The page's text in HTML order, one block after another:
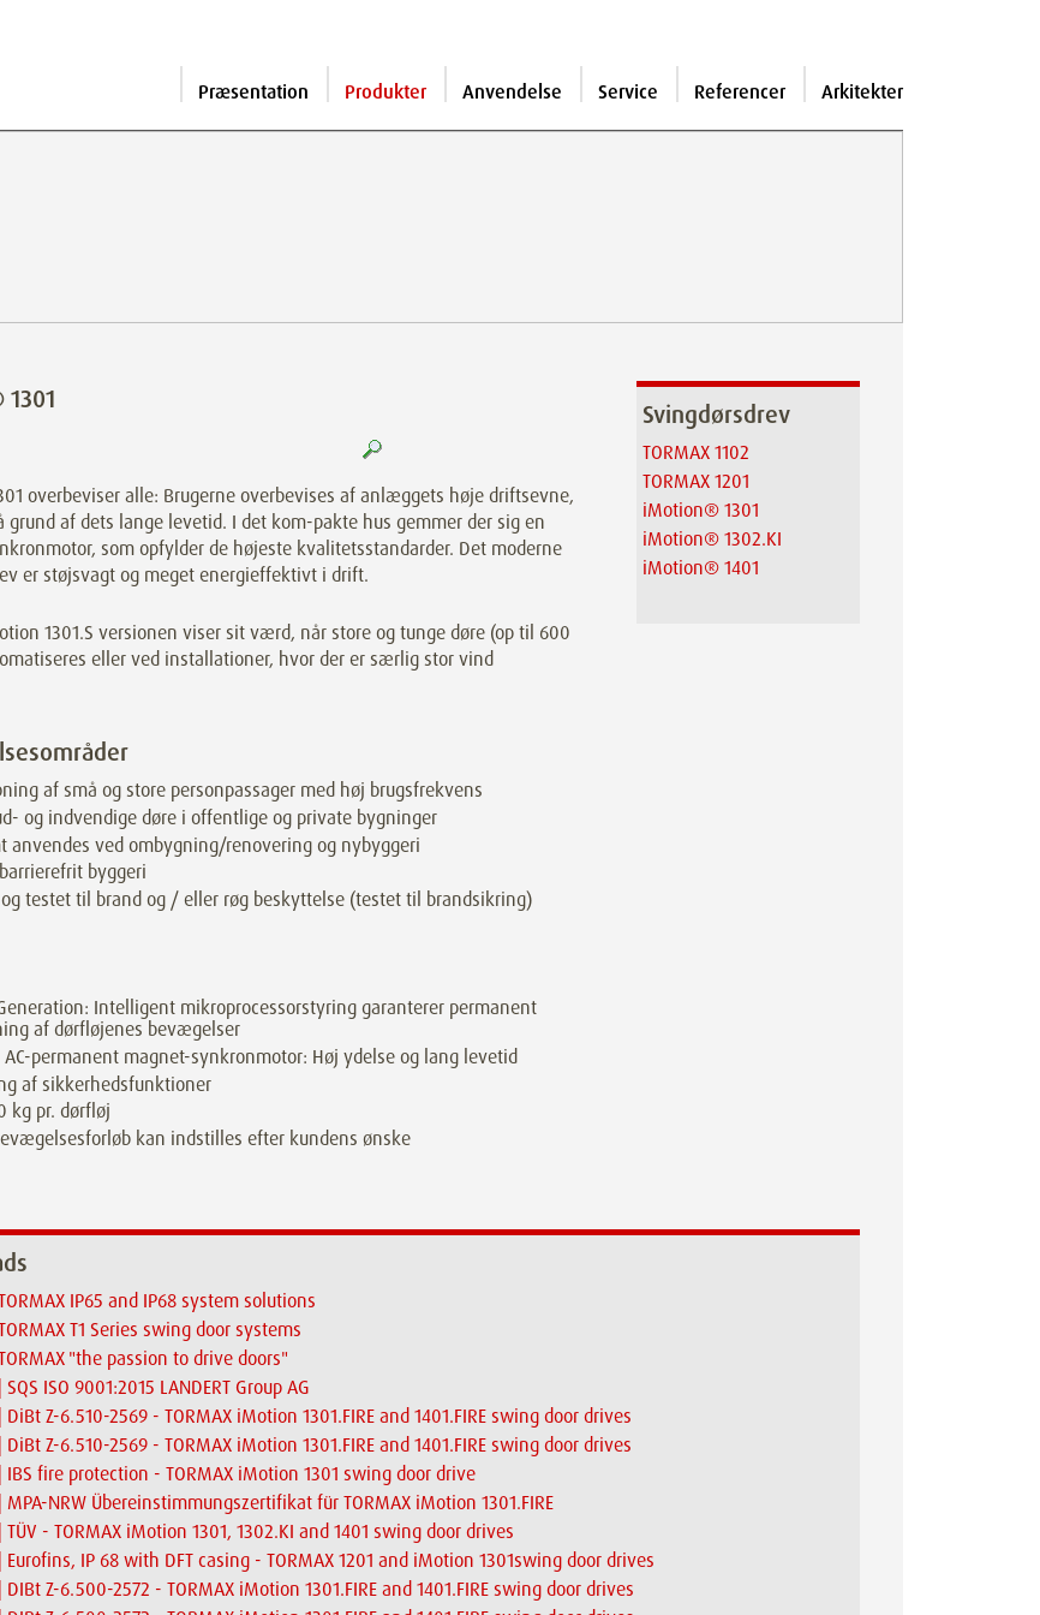
Præsentation Produkter Anvendelse Service Referencer Arkitekter
overbeviser alle: Brugerne overbevises af anlæggets høje driftsevne,
grund af dets lange levetid. I det kom-pakte hus gemmer der sig en
som opfylder de højeste kvalitetsstandarder. Det moderne
er støjsvagt og meget energieffektivt i drift.
1301.S versionen viser sit værd, når store og tunge døre (op til 600
eller ved installationer, hvor der er særlig stor vind
af små og store personpassager med høj brugsfrekvens
og indvendige døre i offentlige og private bygninger
anvendes ved ombygning/renovering og nybyggeri
byggeri
testet til brand og / eller røg beskyttelse (testet til brandsikring)
Intelligent mikroprocessorstyring garanterer permanent
af dørfløjenes bevægelser
permanent magnet-synkronmotor: Høj ydelse og lang levetid
af sikkerhedsfunktioner
kg pr. dørfløj
kan indstilles efter kundens ønske
Svingdørsdrev
TORMAX 1102
TORMAX 1201
iMotion® 1301
iMotion® 1302.KI
iMotion® 1401
IP65 and IP68 system solutions
T1 Series swing door systems
"the passion to drive doors"
ISO 9001:2015 LANDERT Group AG
Z-6.510-2569 - TORMAX iMotion 1301.FIRE and 1401.FIRE swing door drives
Z-6.510-2569 - TORMAX iMotion 1301.FIRE and 1401.FIRE swing door drives
fire protection - TORMAX iMotion 1301 swing door drive
NRW Übereinstimmungszertifikat für TORMAX iMotion 1301.FIRE
- TORMAX iMotion 1301, 1302.KI and 1401 swing door drives
IP 68 with DFT casing - TORMAX 1201 and iMotion 1301swing door drives
Z-6.500-2572 - TORMAX iMotion 1301.FIRE and 1401.FIRE swing door drives